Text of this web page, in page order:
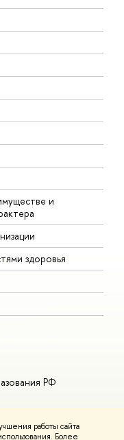
работы сайта
Более
и
здоровья
РФ